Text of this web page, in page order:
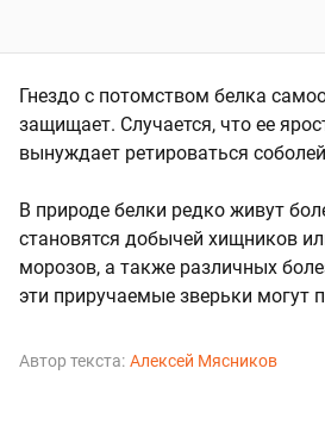
Гнездо с потомством белка
защищает. Случается, что ее
вынуждает ретироваться
В природе белки редко живут
становятся добычей хищников
морозов, а также различных
эти приручаемые зверьки могут
Автор текста: Алексей Мясников